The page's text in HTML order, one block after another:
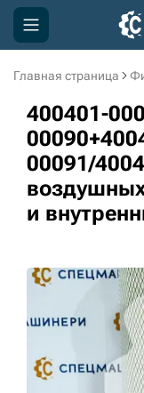
Главная страница
400401-
00091/
и
Компания
Акции
Доставка и оплата
Информация
3D тур по
3D тур по складам
sksale@skdst.ru